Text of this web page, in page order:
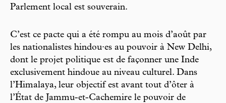
Parlement local est souverain.
C’est ce pacte qui a été rompu au mois d’août par
les nationalistes hindou·es au pouvoir à New Delhi,
dont le projet politique est de façonner une Inde
exclusivement hindoue au niveau culturel. Dans
l’Himalaya, leur objectif est avant tout d’ôter à
l’État de Jammu-et-Cachemire le pouvoir de